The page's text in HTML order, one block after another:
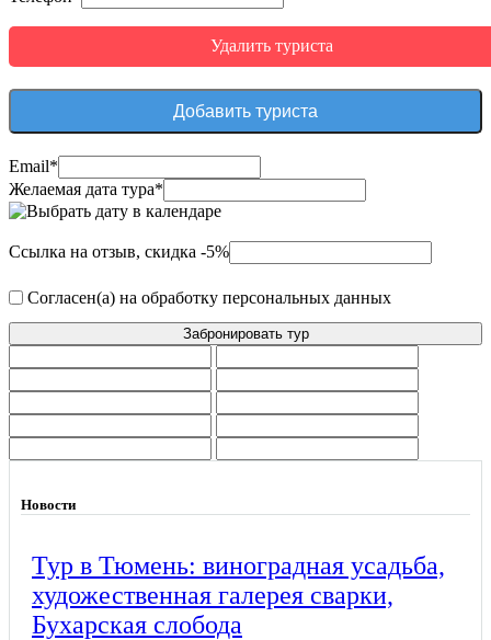
Удалить туриста
Добавить туриста
Email*
Желаемая дата тура*
Ссылка на отзыв, скидка -5%
Согласен(а) на обработку персональных данных
Новости
Тур в Тюмень: виноградная усадьба,
художественная галерея сварки,
Бухарская слобода